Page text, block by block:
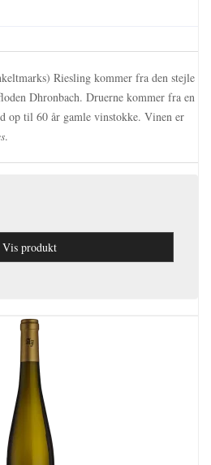
Riesling kommer fra den stejle
Dhronbach. Druerne kommer fra en
op til 60 år gamle vinstokke. Vinen er
.
Vis produkt